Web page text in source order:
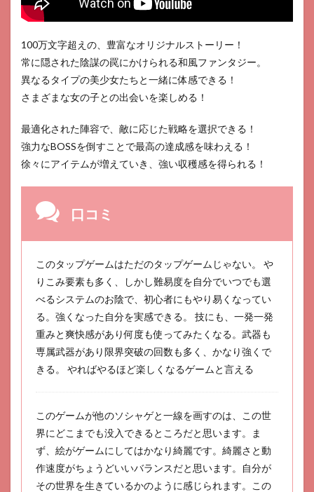
100万文字超えの、豊富なオリジナルストーリー！
常に隠された陰謀の罠にかけられる和風ファンタジー。
異なるタイプの美少女たちと一緒に体感できる！
さまざまな女の子との出会いを楽しめる！
最適化された陣容で、敵に応じた戦略を選択できる！
強力なBOSSを倒すことで最高の達成感を味わえる！
徐々にアイテムが増えていき、強い収穫感を得られる！
口コミ
このタップゲームはただのタップゲームじゃない。 や
りこみ要素も多く、しかし難易度を自分でいつでも選
べるシステムのお陰で、初心者にもやり易くなってい
る。強くなった自分を実感できる。 技にも、一発一発
重みと爽快感があり何度も使ってみたくなる。武器も
専属武器があり限界突破の回数も多く、かなり強くで
きる。 やればやるほど楽しくなるゲームと言える
このゲームが他のソシャゲと一線を画すのは、この世
界にどこまでも没入できるところだと思います。ま
ず、絵がゲームにしてはかなり綺麗です。綺麗さと動
作速度がちょうどいいバランスだと思います。自分が
その世界を生きているかのように感じられます。この